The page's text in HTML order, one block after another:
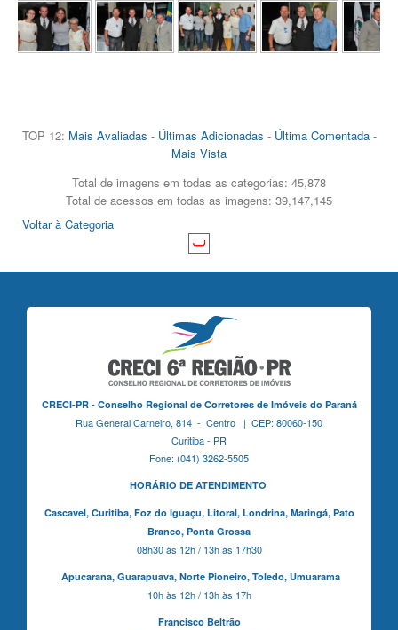
TOP 12: Mais Avaliadas - Últimas Adicionadas - Última Comentada-
Mais Vista
Total de imagens em todas as categorias: 45,878
Total de acessos em todas as imagens: 39,147,145
Voltar à Categoria
CRECI-PR - Conselho Regional de Corretores de Imóveis do Paraná
Rua General Carneiro, 814 - Centro | CEP: 80060-150
Curitiba - PR
Fone: (041) 3262-5505
HORÁRIO DE ATENDIMENTO
Cascavel, Curitiba,Foz do Iguaçu, Litoral, Londrina, Maringá, Pato
Branco, Ponta Grossa
08h30 às 12h / 13h às 17h30
Apucarana, Guarapuava, Norte Pioneiro, Toledo, Umuarama
10h às 12h / 13h às 17h
Francisco Beltrão